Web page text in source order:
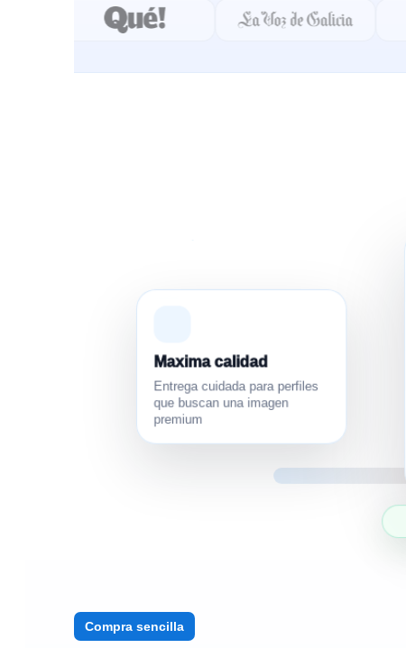
Maxima calidad
Entrega cuidada para perfiles
que buscan una imagen
premium
Compra sencilla